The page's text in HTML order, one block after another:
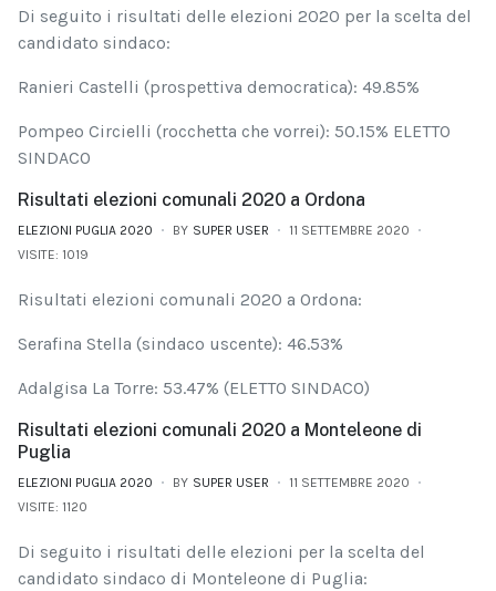
Di seguito i risultati delle elezioni 2020 per la scelta del
candidato sindaco:
Ranieri Castelli (prospettiva democratica): 49.85%
Pompeo Circielli (rocchetta che vorrei): 50.15% ELETTO
SINDACO
Risultati elezioni comunali 2020 a Ordona
ELEZIONI PUGLIA 2020 BY SUPER USER
11 SETTEMBRE 2020
VISITE: 1019
Risultati elezioni comunali 2020 a Ordona:
Serafina Stella (sindaco uscente): 46.53%
Adalgisa La Torre: 53.47% (ELETTO SINDACO)
Risultati elezioni comunali 2020 a Monteleone di
Puglia
ELEZIONI PUGLIA 2020 BY SUPER USER
11 SETTEMBRE 2020
VISITE: 1120
Di seguito i risultati delle elezioni per la scelta del
candidato sindaco di Monteleone di Puglia: